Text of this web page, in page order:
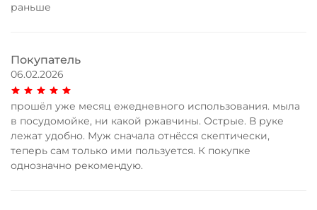
раньше
Покупатель
06.02.2026
прошёл уже месяц ежедневного использования. мыла
в посудомойке, ни какой ржавчины. Острые. В руке
лежат удобно. Муж сначала отнëсся скептически,
теперь сам только ими пользуется. К покупке
однозначно рекомендую.